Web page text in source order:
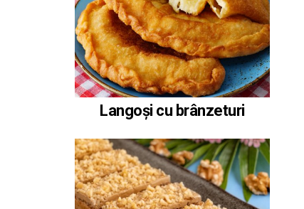
Langoși cu brânzeturi